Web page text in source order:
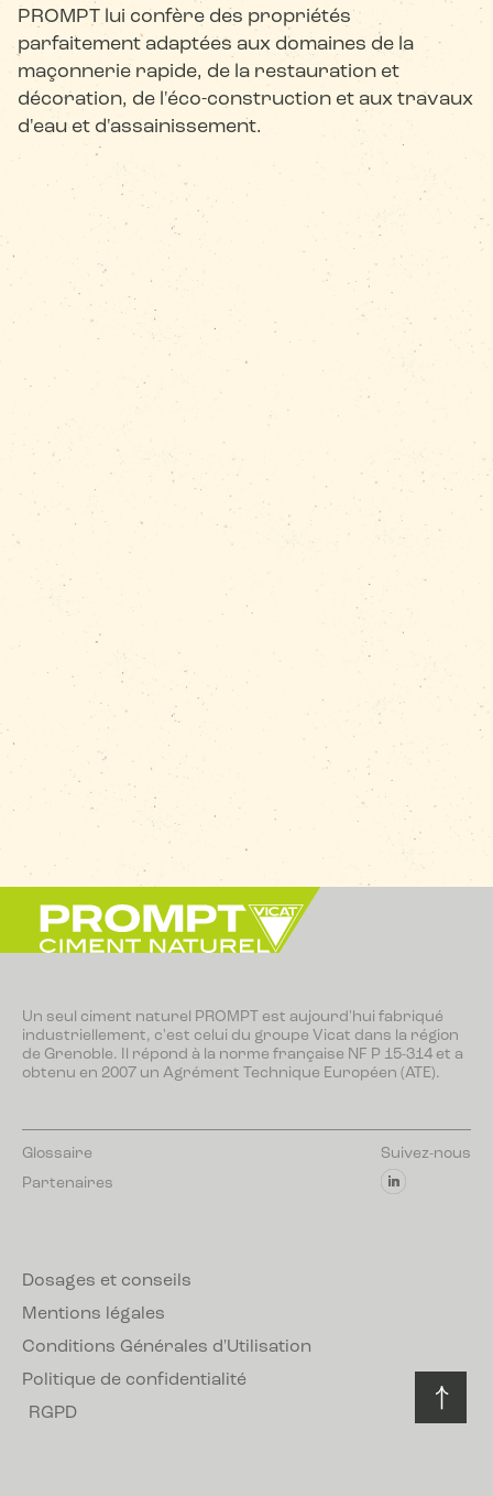
PROMPT lui confère des propriétés
parfaitement adaptées aux domaines de la
maçonnerie rapide, de la restauration et
décoration, de l'éco-construction et aux travaux
d'eau et d'assainissement.
Un seul ciment naturel PROMPT est aujourd'hui fabriqué
industriellement, c'est celui du groupe Vicat dans la région
de Grenoble. Il répond à la norme française NF P 15-314 et a
obtenu en 2007 un Agrément Technique Européen (ATE).
Glossaire
Partenaires
Suivez-nous
Dosages et conseils
Mentions légales
Conditions Générales d'Utilisation
Politique de confidentialité
RGPD